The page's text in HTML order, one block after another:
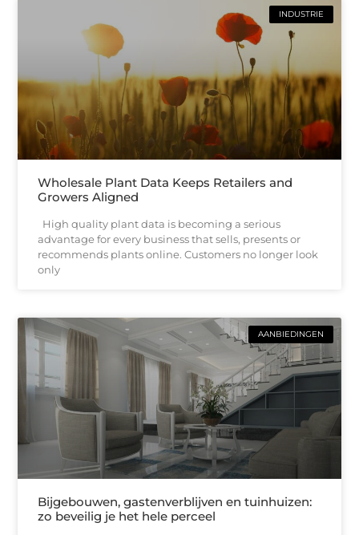
INDUSTRIE
Wholesale Plant Data Keeps Retailers and
Growers Aligned
High quality plant data is becoming a serious
advantage for every business that sells, presents or
recommends plants online. Customers no longer look
only
AANBIEDINGEN
Bijgebouwen, gastenverblijven en tuinhuizen:
zo beveilig je het hele perceel